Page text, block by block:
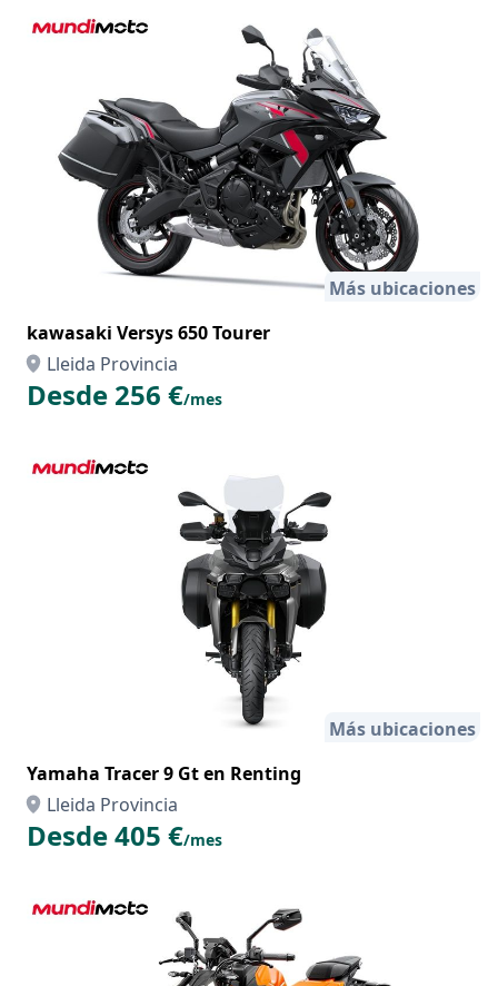
Más ubicaciones
kawasaki Versys 650 Tourer
Lleida Provincia
Desde 256 €/mes
Más ubicaciones
Yamaha Tracer 9 Gt en Renting
Lleida Provincia
Desde 405 €/mes